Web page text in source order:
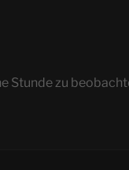
Stunde zu